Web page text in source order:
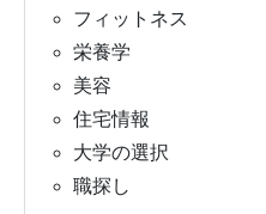
フィットネス
栄養学
美容
住宅情報
大学の選択
職探し